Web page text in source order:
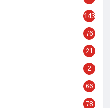
143
76
21
2
66
78